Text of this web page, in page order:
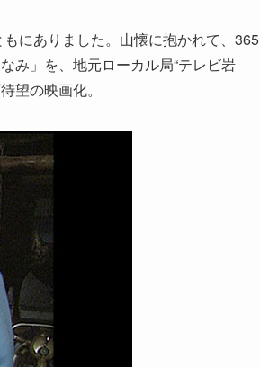
にありました。山懐に抱かれて、365
み」を、地元ローカル局“テレビ岩
望の映画化。